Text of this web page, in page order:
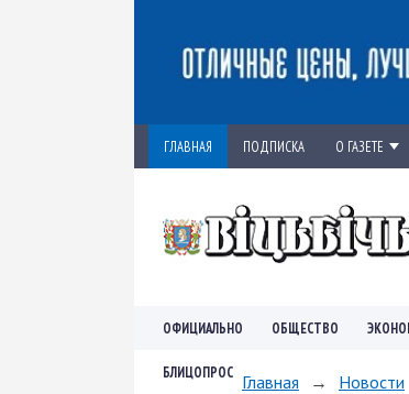
ГЛАВНАЯ ПОДПИСКА О ГАЗЕТЕ
ОФИЦИАЛЬНО ОБЩЕСТВО
БЛИЦОПРОС Главная → Новости